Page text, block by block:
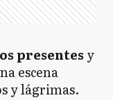
presentes y
escena
y lágrimas.